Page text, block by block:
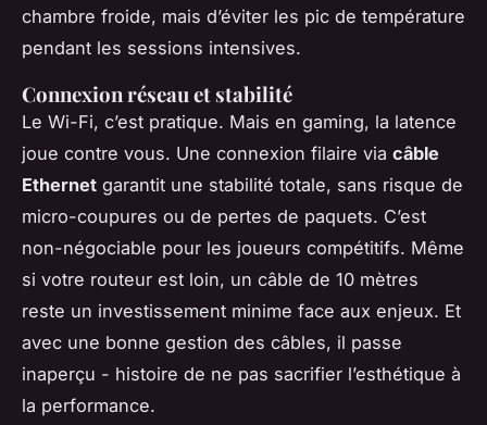
chambre froide, mais d’éviter les pic de température
pendant les sessions intensives.
Connexion réseau et stabilité
Le Wi-Fi, c’est pratique. Mais en gaming, la latence
joue contre vous. Une connexion filaire via câble
Ethernet garantit une stabilité totale, sans risque de
micro-coupures ou de pertes de paquets. C’est
non-négociable pour les joueurs compétitifs. Même
si votre routeur est loin, un câble de 10 mètres
reste un investissement minime face aux enjeux. Et
avec une bonne gestion des câbles, il passe
inaperçu - histoire de ne pas sacrifier l’esthétique à
la performance.